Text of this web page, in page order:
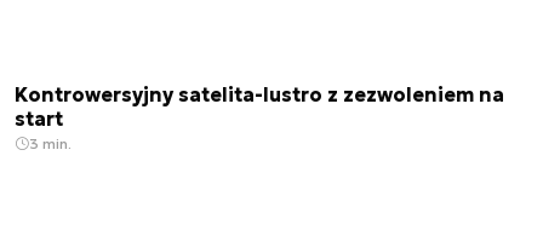
Kontrowersyjny satelita-lustro z zezwoleniem na
start
3 min.